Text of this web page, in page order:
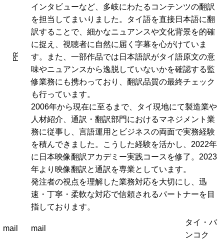
PR
インタビューなど、多岐にわたるコンテンツの翻訳
を担当してまいりました。タイ語を直接日本語に翻
訳することで、細かなニュアンスや文化背景を的確
に捉え、視聴者に自然に届く字幕を心がけていま
す。また、一部作品では日本語訳がタイ語原文の意
味やニュアンスから逸脱していないかを確認する監
修業務にも携わっており、翻訳品質の最終チェック
も行っています。
2006年から現在に至るまで、タイ現地にて製造業や
人材紹介、通訳・翻訳部門におけるマネジメント業
務に従事し、言語運用とビジネスの両面で実務経験
を積んできました。こうした経験を活かし、2022年
に日本映像翻訳アカデミー実践コースを修了。2023
年より映像翻訳と通訳を専業としています。
発注者の視点を理解した業務対応を大切にし、迅
速・丁寧・柔軟な対応で信頼されるパートナーを目
指しております。
mail mail
タイ・バ
ンコク